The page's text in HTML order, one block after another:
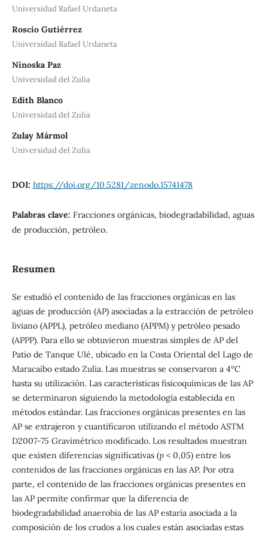
Universidad Rafael Urdaneta
Roscio Gutiérrez
Universidad Rafael Urdaneta
Ninoska Paz
Universidad del Zulia
Edith Blanco
Universidad del Zulia
Zulay Mármol
Universidad del Zulia
DOI: https://doi.org/10.5281/zenodo.15741478
Palabras clave: Fracciones orgánicas, biodegradabilidad, aguas
de producción, petróleo.
Resumen
Se estudió el contenido de las fracciones orgánicas en las
aguas de producción (AP) asociadas a la extracción de petróleo
liviano (APPL), petróleo mediano (APPM) y petróleo pesado
(APPP). Para ello se obtuvieron muestras simples de AP del
Patio de Tanque Ulé, ubicado en la Costa Oriental del Lago de
Maracaibo estado Zulia. Las muestras se conservaron a 4ºC
hasta su utilización. Las características fisicoquímicas de las AP
se determinaron siguiendo la metodología establecida en
métodos estándar. Las fracciones orgánicas presentes en las
AP se extrajeron y cuantificaron utilizando el método ASTM
D2007-75 Gravimétrico modificado. Los resultados muestran
que existen diferencias significativas (p < 0,05) entre los
contenidos de las fracciones orgánicas en las AP. Por otra
parte, el contenido de las fracciones orgánicas presentes en
las AP permite confirmar que la diferencia de
biodegradabilidad anaerobia de las AP estaría asociada a la
composición de los crudos a los cuales están asociadas estas